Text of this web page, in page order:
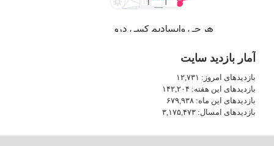
آمار بازدید سایت
بازدیدهای امروز: ۱۲,۷۳۱
بازدیدهای این هفته: ۱۴۲,۲۰۴
بازدیدهای این ماه: ۶۷۹,۹۳۸
بازدیدهای امسال: ۳,۱۷۵,۴۷۳